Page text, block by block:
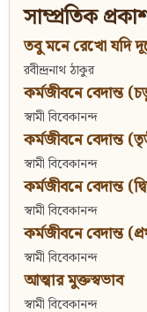
সাম্প্রতিক
তবু মনে রেখো যদি
রবীন্দ্রনাথ ঠাকুর
কর্মজীবনে বেদান্ত
স্বামী বিবেকানন্দ
কর্মজীবনে বেদান্ত
স্বামী বিবেকানন্দ
কর্মজীবনে বেদান্ত
স্বামী বিবেকানন্দ
কর্মজীবনে বেদান্ত
স্বামী বিবেকানন্দ
আত্মার মুক্তস্বভাব
স্বামী বিবেকানন্দ